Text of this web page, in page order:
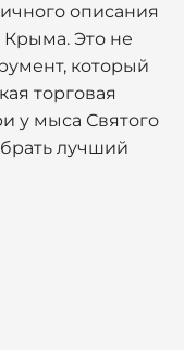
описания
Крыма. Это не
который
торговая
у мыса Святого
лучший